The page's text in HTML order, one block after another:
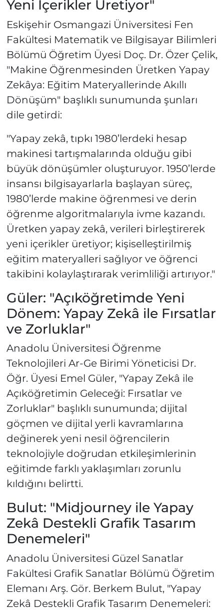
Yeni İçerikler Üretiyor"
Eskişehir Osmangazi Üniversitesi Fen
Fakültesi Matematik ve Bilgisayar Bilimleri
Bölümü Öğretim Üyesi Doç. Dr. Özer Çelik,
"Makine Öğrenmesinden Üretken Yapay
Zekâya: Eğitim Materyallerinde Akıllı
Dönüşüm" başlıklı sunumunda şunları
dile getirdi:
"Yapay zekâ, tıpkı 1980’lerdeki hesap
makinesi tartışmalarında olduğu gibi
büyük dönüşümler oluşturuyor. 1950’lerde
insansı bilgisayarlarla başlayan süreç,
1980’lerde makine öğrenmesi ve derin
öğrenme algoritmalarıyla ivme kazandı.
Üretken yapay zekâ, verileri birleştirerek
yeni içerikler üretiyor; kişiselleştirilmiş
eğitim materyalleri sağlıyor ve öğrenci
takibini kolaylaştırarak verimliliği artırıyor."
Güler: "Açıköğretimde Yeni
Dönem: Yapay Zekâ ile Fırsatlar
ve Zorluklar"
Anadolu Üniversitesi Öğrenme
Teknolojileri Ar-Ge Birimi Yöneticisi Dr.
Öğr. Üyesi Emel Güler, "Yapay Zekâ ile
Açıköğretimin Geleceği: Fırsatlar ve
Zorluklar" başlıklı sunumunda; dijital
göçmen ve dijital yerli kavramlarına
değinerek yeni nesil öğrencilerin
teknolojiyle doğrudan etkileşimlerinin
eğitimde farklı yaklaşımları zorunlu
kıldığını belirtti.
Bulut: "Midjourney ile Yapay
Zekâ Destekli Grafik Tasarım
Denemeleri"
Anadolu Üniversitesi Güzel Sanatlar
Fakültesi Grafik Sanatlar Bölümü Öğretim
Elemanı Arş. Gör. Berkem Bulut, "Yapay
Zekâ Destekli Grafik Tasarım Denemeleri: